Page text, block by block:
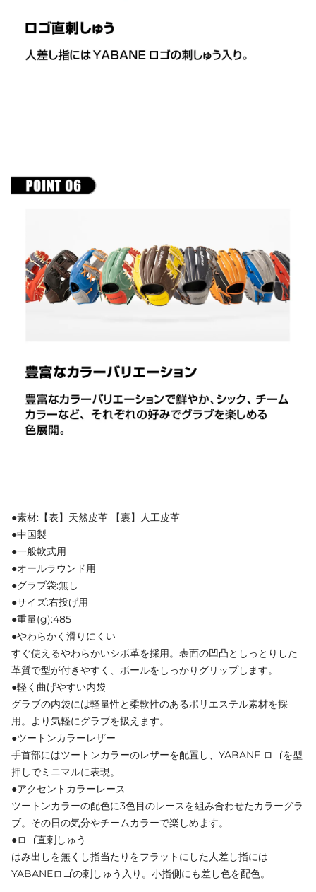
●素材:【表】天然皮革 【裏】人工皮革
●中国製
●一般軟式用
●オールラウンド用
●グラブ袋:無し
●サイズ:右投げ用
●重量(g):485
●やわらかく滑りにくい
すぐ使えるやわらかいシボ革を採用。表面の凹凸としっとりした
革質で型が付きやすく、ボールをしっかりグリップします。
●軽く曲げやすい内袋
グラブの内袋には軽量性と柔軟性のあるポリエステル素材を採
用。より気軽にグラブを扱えます。
●ツートンカラーレザー
手首部にはツートンカラーのレザーを配置し、YABANE ロゴを型
押しでミニマルに表現。
●アクセントカラーレース
ツートンカラーの配色に3色目のレースを組み合わせたカラーグラ
ブ。その日の気分やチームカラーで楽しめます。
●ロゴ直刺しゅう
はみ出しを無くし指当たりをフラットにした人差し指には
YABANEロゴの刺しゅう入り。小指側にも差し色を配色。